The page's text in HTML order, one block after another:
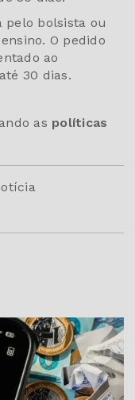
pelo bolsista ou
O pedido
ao
30 dias.
as políticas